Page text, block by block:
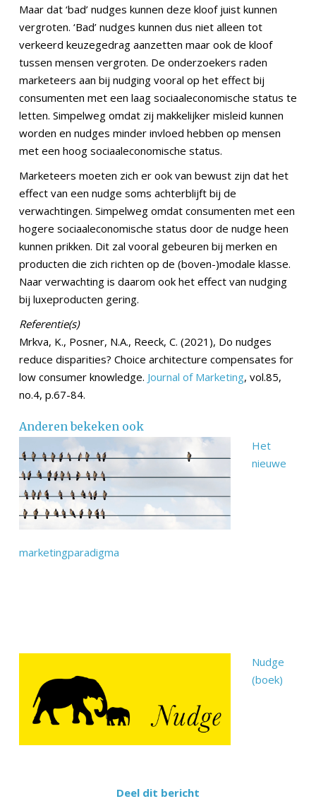
Maar dat ‘bad’ nudges kunnen deze kloof juist kunnen
vergroten. ‘Bad’ nudges kunnen dus niet alleen tot
verkeerd keuzegedrag aanzetten maar ook de kloof
tussen mensen vergroten. De onderzoekers raden
marketeers aan bij nudging vooral op het effect bij
consumenten met een laag sociaaleconomische status te
letten. Simpelweg omdat zij makkelijker misleid kunnen
worden en nudges minder invloed hebben op mensen
met een hoog sociaaleconomische status.
Marketeers moeten zich er ook van bewust zijn dat het
effect van een nudge soms achterblijft bij de
verwachtingen. Simpelweg omdat consumenten met een
hogere sociaaleconomische status door de nudge heen
kunnen prikken. Dit zal vooral gebeuren bij merken en
producten die zich richten op de (boven-)modale klasse.
Naar verwachting is daarom ook het effect van nudging
bij luxeproducten gering.
Referentie(s)
Mrkva, K., Posner, N.A., Reeck, C. (2021), Do nudges
reduce disparities? Choice architecture compensates for
low consumer knowledge. Journal of Marketing, vol.85,
no.4, p.67-84.
Anderen bekeken ook
Het
nieuwe
marketingparadigma
Nudge
(boek)
Deel dit bericht